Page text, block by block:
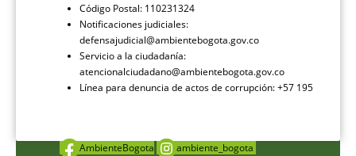
Código Postal: 110231324
Notificaciones judiciales:
defensajudicial@ambientebogota.gov.co
Servicio a la ciudadanía:
atencionalciudadano@ambientebogota.gov.co
Línea para denuncia de actos de corrupción: +57 195
AmbienteBogota ambiente_bogota